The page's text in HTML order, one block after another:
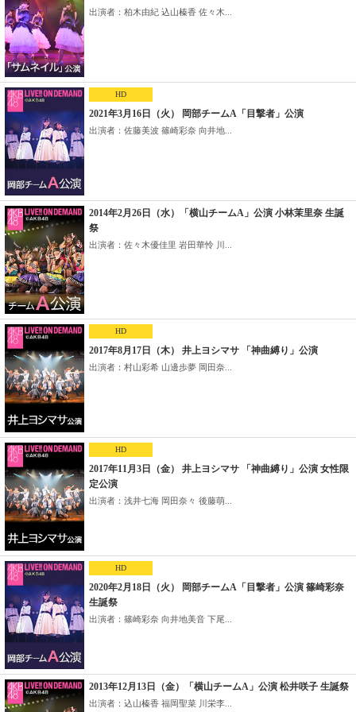
出演者：柏木由紀 込山榛香 佐々木...
HD
2021年3月16日（火） 岡部チームA「目撃者」公演
出演者：佐藤美波 篠崎彩奈 向井地...
2014年2月26日（水）「横山チームA」公演 小林茉里奈 生誕
祭
出演者：佐々木優佳里 岩田華怜 川...
HD
2017年8月17日（木） 井上ヨシマサ 「神曲縛り」公演
出演者：村山彩希 山邊歩夢 岡田奈...
HD
2017年11月3日（金） 井上ヨシマサ 「神曲縛り」公演 女性限
定公演
出演者：浅井七海 岡田奈々 後藤萌...
HD
2020年2月18日（火） 岡部チームA「目撃者」公演 篠崎彩奈
生誕祭
出演者：篠崎彩奈 向井地美音 下尾...
2013年12月13日（金）「横山チームA」公演 松井咲子 生誕祭
出演者：込山榛香 福岡聖菜 川栄李...